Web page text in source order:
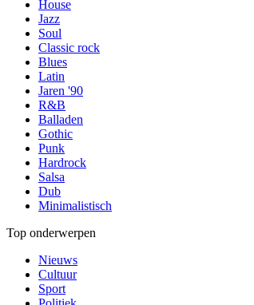
House
Jazz
Soul
Classic rock
Blues
Latin
Jaren '90
R&B
Balladen
Gothic
Punk
Hardrock
Salsa
Dub
Minimalistisch
Top onderwerpen
Nieuws
Cultuur
Sport